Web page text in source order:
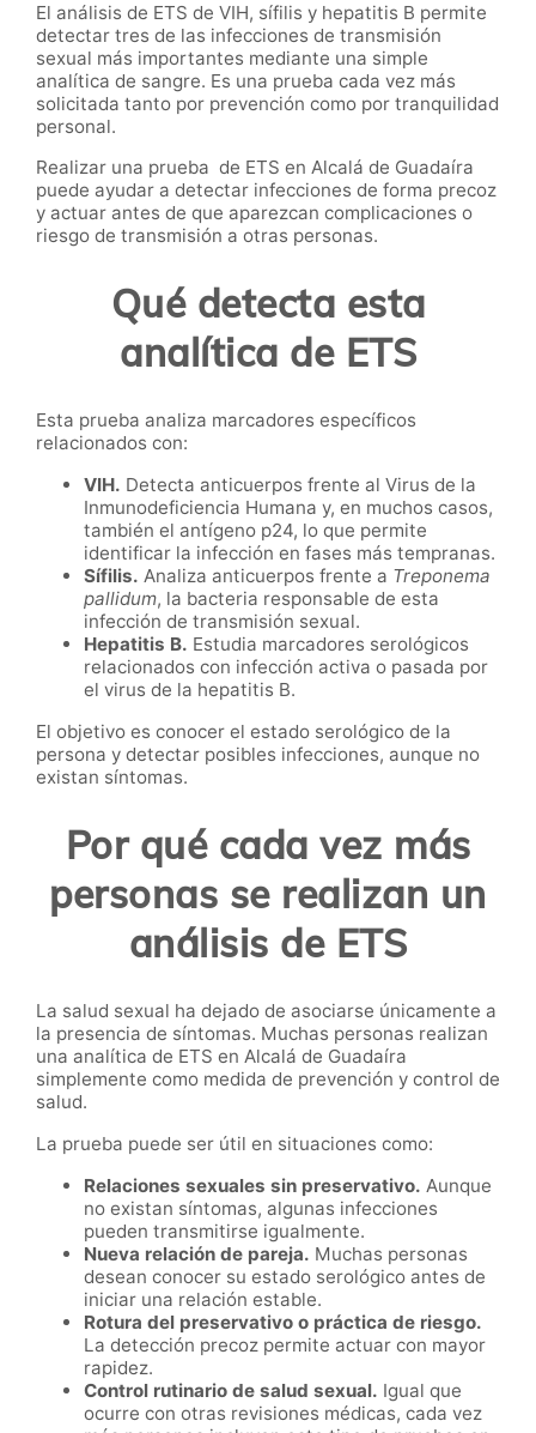
El análisis de ETS de VIH, sífilis y hepatitis B permite
detectar tres de las infecciones de transmisión
sexual más importantes mediante una simple
analítica de sangre. Es una prueba cada vez más
solicitada tanto por prevención como por tranquilidad
personal.
Realizar una prueba de ETS en Alcalá de Guadaíra
puede ayudar a detectar infecciones de forma precoz
y actuar antes de que aparezcan complicaciones o
riesgo de transmisión a otras personas.
Qué detecta esta
analítica de ETS
Esta prueba analiza marcadores específicos
relacionados con:
VIH. Detecta anticuerpos frente al Virus de la
Inmunodeficiencia Humana y, en muchos casos,
también el antígeno p24, lo que permite
identificar la infección en fases más tempranas.
Sífilis. Analiza anticuerpos frente a Treponema
pallidum, la bacteria responsable de esta
infección de transmisión sexual.
Hepatitis B. Estudia marcadores serológicos
relacionados con infección activa o pasada por
el virus de la hepatitis B.
El objetivo es conocer el estado serológico de la
persona y detectar posibles infecciones, aunque no
existan síntomas.
Por qué cada vez más
personas se realizan un
análisis de ETS
La salud sexual ha dejado de asociarse únicamente a
la presencia de síntomas. Muchas personas realizan
una analítica de ETS en Alcalá de Guadaíra
simplemente como medida de prevención y control de
salud.
La prueba puede ser útil en situaciones como:
Relaciones sexuales sin preservativo. Aunque
no existan síntomas, algunas infecciones
pueden transmitirse igualmente.
Nueva relación de pareja. Muchas personas
desean conocer su estado serológico antes de
iniciar una relación estable.
Rotura del preservativo o práctica de riesgo.
La detección precoz permite actuar con mayor
rapidez.
Control rutinario de salud sexual. Igual que
ocurre con otras revisiones médicas, cada vez